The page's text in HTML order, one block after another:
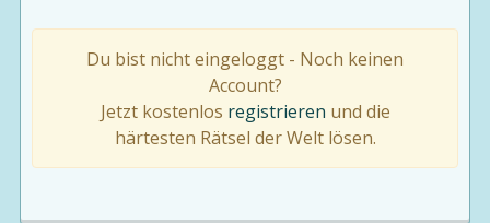
Du bist nicht eingeloggt - Noch keinen
Account?
Jetzt kostenlos registrieren und die
härtesten Rätsel der Welt lösen.